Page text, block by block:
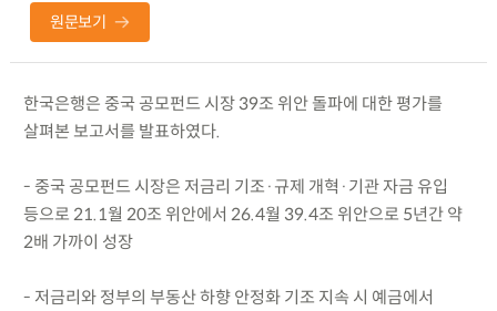
원문보기
한국은행은 중국 공모펀드 시장 39조 위안 돌파에 대한 평가를
살펴본 보고서를 발표하였다.
- 중국 공모펀드 시장은 저금리 기조·규제 개혁·기관 자금 유입
등으로 21.1월 20조 위안에서 26.4월 39.4조 위안으로 5년간 약
2배 가까이 성장
- 저금리와 정부의 부동산 하향 안정화 기조 지속 시 예금에서